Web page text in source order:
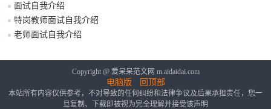
面试自我介绍
特岗教师面试自我介绍
老师面试自我介绍
Copyright @ 爱呆呆范文网 m.aidaidai.com
电脑版 回顶部
本站所有内容仅供参考，不对导致的任何纠纷和法律争议及后果承担责任，您一
旦复制、下载即被视为完全理解并接受该声明